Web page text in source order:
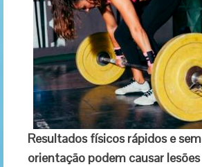
Resultados físicos rápidos e sem
orientação podem causar lesões